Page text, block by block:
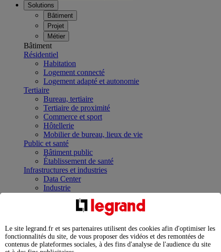
Solutions
Bâtiment
Projet
Métier
Bâtiment
Résidentiel
Habitation
Logement connecté
Logement adapté et autonomie
Tertiaire
Bureau, tertiaire
Tertiaire de proximité
Commerce et sport
Hôtellerie
Mobilier de bureau, lieux de vie
Public et santé
Bâtiment public
Établissement de santé
Infrastructures et industries
Data Center
Industrie
Infrastructures
Contrôler et planifier le fonctionnement des appareils
Répartir et optimiser son tableau électrique
Legrand Data Center Solutions : concentrer les
expertises au service de vos performances
Le site legrand.fr et ses partenaires utilisent des cookies afin d'optimiser les
fonctionnalités du site, de vous proposer des vidéos et des remontées de
contenus de plateformes sociales, à des fins d'analyse de l'audience du site